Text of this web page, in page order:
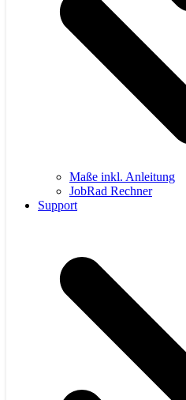
Maße inkl. Anleitung
JobRad Rechner
Support